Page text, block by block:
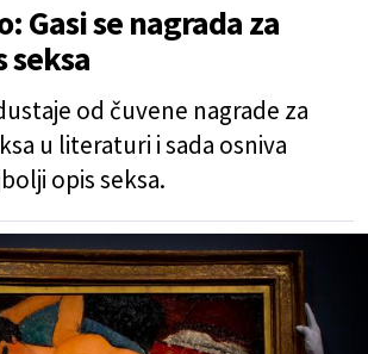
Gasi se nagrada za
seksa
od čuvene nagrade za
u literaturi i sada osniva
opis seksa.